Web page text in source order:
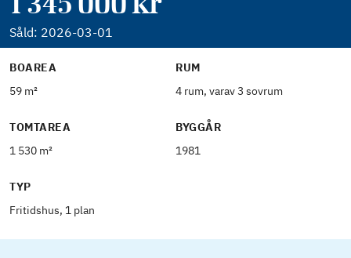
Såld: 2026-03-01
BOAREA
59 m²
RUM
4 rum, varav 3 sovrum
TOMTAREA
1 530 m²
BYGGÅR
1981
TYP
Fritidshus, 1 plan